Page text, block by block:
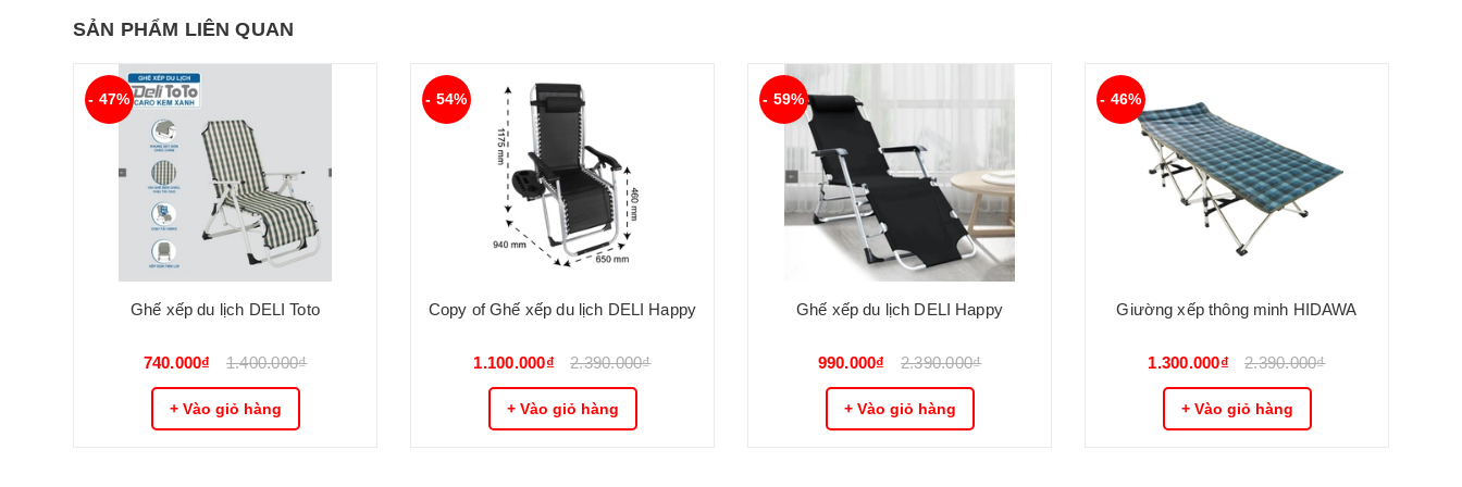
SẢN PHẨM LIÊN QUAN
- 47%
Ghế xếp du lịch DELI Toto
740.000₫ 1.400.000₫
+ Vào giỏ hàng
- 54%
Copy of Ghế xếp du lịch DELI Happy
1.100.000₫ 2.390.000₫
+ Vào giỏ hàng
- 59%
Ghế xếp du lịch DELI Happy
990.000₫ 2.390.000₫
+ Vào giỏ hàng
- 46%
Giường xếp thông minh HIDAWA
1.300.000₫ 2.390.000₫
+ Vào giỏ hàng